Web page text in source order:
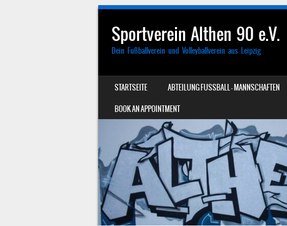
Sportverein Althen 90 e.V.
Dein Fußballverein und Volleyballverein aus Leipzig
MENU
SKIP TO CONTENT
STARTSEITE ABTEILUNG FUSSBALL – MANNSCHAFTEN
BOOK AN APPOINTMENT